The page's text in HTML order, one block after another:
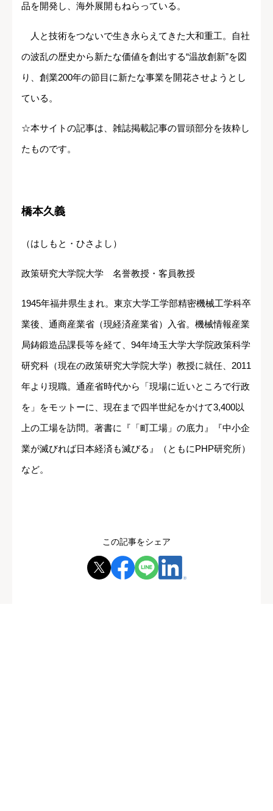
品を開発し、海外展開もねらっている。
人と技術をつないで生き永らえてきた大和重工。自社
の波乱の歴史から新たな価値を創出する“温故創新”を図
り、創業200年の節目に新たな事業を開花させようとし
ている。
☆本サイトの記事は、雑誌掲載記事の冒頭部分を抜粋し
たものです。
橋本久義
（はしもと・ ひさよし）
政策研究大学院大学 名誉教授・客員教授
1945年福井県生まれ。東京大学工学部精密機械工学科卒
業後、通商産業省（現経済産業省）入省。機械情報産業
局鋳鍛造品課長等を経て、94年埼玉大学大学院政策科学
研究科（現在の政策研究大学院大学）教授に就任、2011
年より現職。通産省時代から「現場に近いところで行政
を」をモットーに、現在まで四半世紀をかけて3,400以
上の工場を訪問。著書に『「町工場」の底力』『中小企
業が滅びれば日本経済も滅びる』（ともにPHP研究所）
など。
この記事をシェア